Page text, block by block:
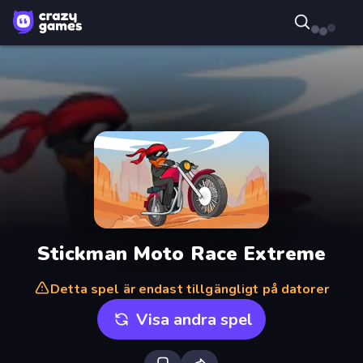
Stickman Moto Race Extreme
Detta spel är endast tillgängligt på datorer
Visa andra spel